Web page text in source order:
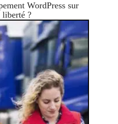
WordPress sur
liberté ?